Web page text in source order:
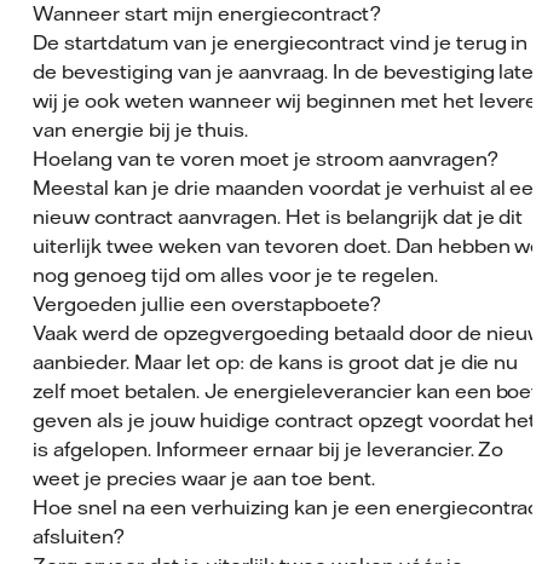
Wanneer start mijn energiecontract?
De startdatum van je energiecontract vind je terug in
de bevestiging van je aanvraag. In de bevestiging
wij je ook weten wanneer wij beginnen met het
van energie bij je thuis.
Hoelang van te voren moet je stroom aanvragen?
Meestal kan je drie maanden voordat je verhuist al
nieuw contract aanvragen. Het is belangrijk dat je dit
uiterlijk twee weken van tevoren doet. Dan hebben we
nog genoeg tijd om alles voor je te regelen.
Vergoeden jullie een overstapboete?
Vaak werd de opzegvergoeding betaald door de
aanbieder. Maar let op: de kans is groot dat je die nu
zelf moet betalen. Je energieleverancier kan een
geven als je jouw huidige contract opzegt voordat het
is afgelopen. Informeer ernaar bij je leverancier. Zo
weet je precies waar je aan toe bent.
Hoe snel na een verhuizing kan je een
afsluiten?